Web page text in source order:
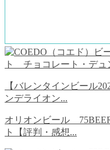
【バレンタインビール
ンデライオン...
オリオンビール
ト【評判・感想...